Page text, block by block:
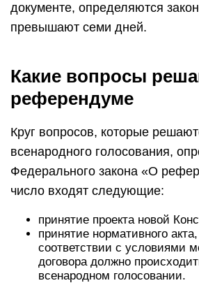
документе, определяются
превышают семи дней.
Какие вопросы
референдуме
Круг вопросов, которые
всенародного голосования,
Федерального закона «О
число входят следующие:
принятие проекта новой
принятие нормативного
соответствии с условиями
договора должно
всенародном голосовании.